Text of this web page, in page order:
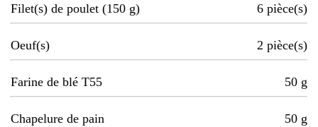
Filet(s) de poulet (150 g) 6 pièce(s)
Oeuf(s) 2 pièce(s)
Farine de blé T55 50 g
Chapelure de pain 50 g